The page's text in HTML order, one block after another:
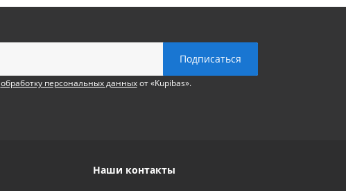
обработку персональных данныхот «Kupibas».
Наши контакты